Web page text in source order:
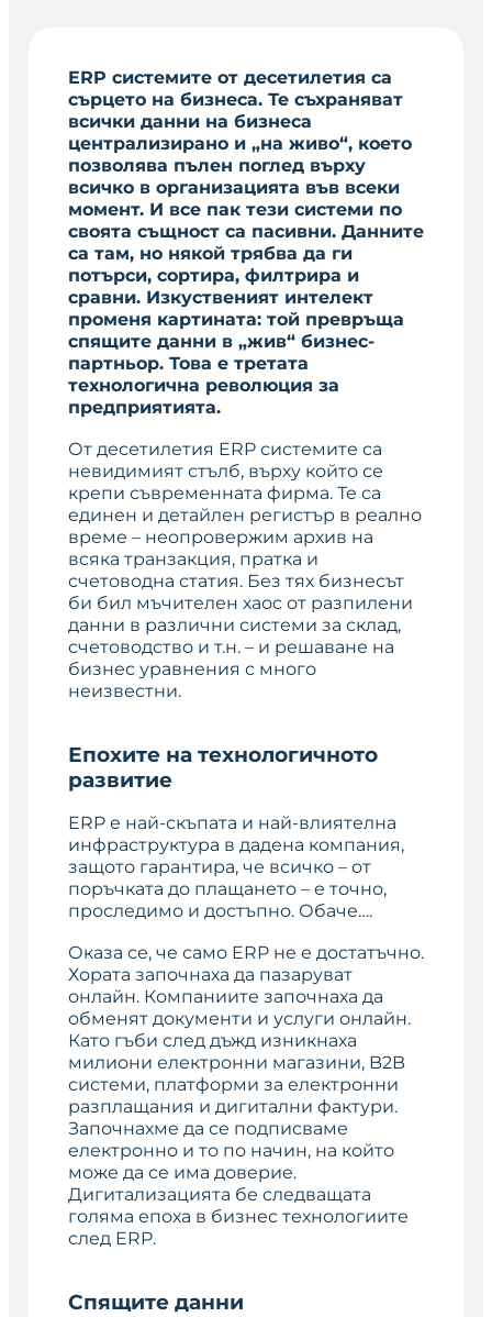
ERP системите от десетилетия са
сърцето на бизнеса. Те съхраняват
всички данни на бизнеса
централизирано и „на живо“, което
позволява пълен поглед върху
всичко в организацията във всеки
момент. И все пак тези системи по
своята същност са пасивни. Данните
са там, но някой трябва да ги
потърси, сортира, филтрира и
сравни. Изкуственият интелект
променя картината: той превръща
спящите данни в „жив“ бизнес-
партньор. Това е третата
технологична революция за
предприятията.
От десетилетия ERP системите са
невидимият стълб, върху който се
крепи съвременната фирма. Те са
единен и детайлен регистър в реално
време – неопровержим архив на
всяка транзакция, пратка и
счетоводна статия. Без тях бизнесът
би бил мъчителен хаос от разпилени
данни в различни системи за склад,
счетоводство и т.н. – и решаване на
бизнес уравнения с много
неизвестни.
Епохите на технологичното
развитие
ERP е най-скъпата и най-влиятелна
инфраструктура в дадена компания,
защото гарантира, че всичко – от
поръчката до плащането – е точно,
проследимо и достъпно. Обаче….
Оказа се, че само ERP не е достатъчно.
Хората започнаха да пазаруват
онлайн. Компаниите започнаха да
обменят документи и услуги онлайн.
Като гъби след дъжд изникнаха
милиони електронни магазини, B2B
системи, платформи за електронни
разплащания и дигитални фактури.
Започнахме да се подписваме
електронно и то по начин, на който
може да се има доверие.
Дигитализацията бе следващата
голяма епоха в бизнес технологиите
след ERP.
Спящите данни